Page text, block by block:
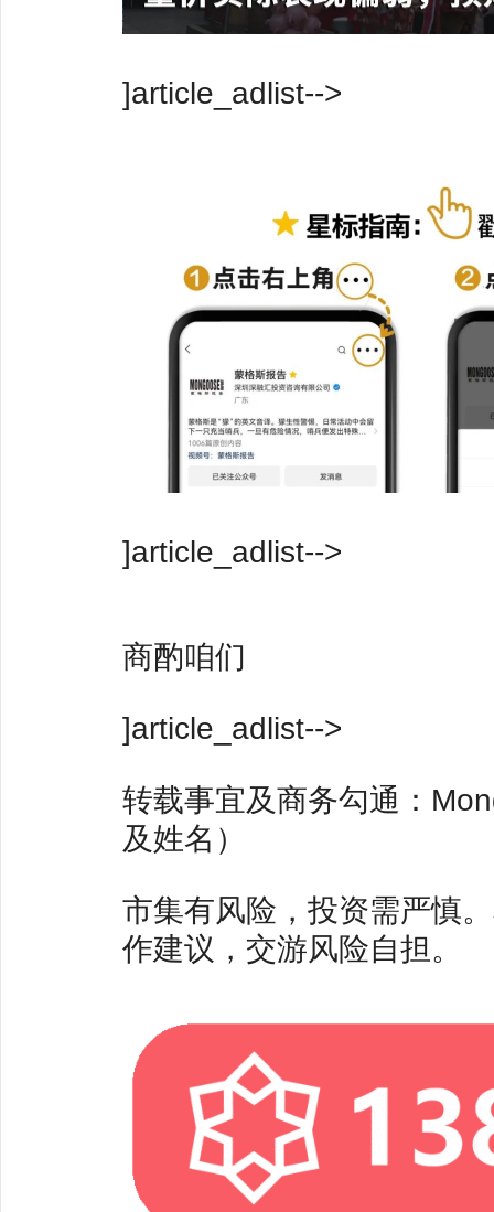
]article_adlist-->
]article_adlist-->
商酌咱们
]article_adlist-->
转载事宜及商务勾通：
及姓名）
市集有风险，投资需严慎
作建议，交游风险自担。